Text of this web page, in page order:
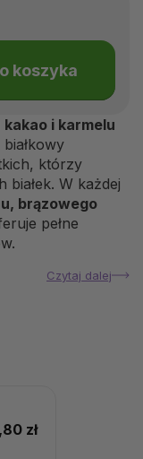
koszyka
kakao i karmelu
którzy
W każdej
brązowego
pełne
Czytaj dalej
zł